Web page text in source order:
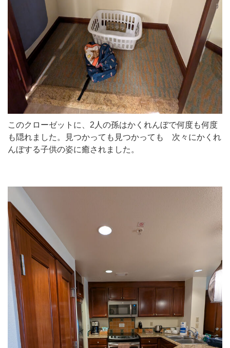
このクローゼットに、2人の孫はかくれんぼで何度も何度
も隠れました。見つかっても見つかっても 次々にかくれ
んぼする子供の姿に癒されました。